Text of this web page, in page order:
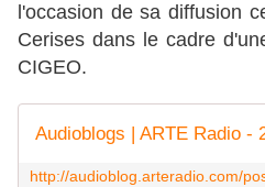
l'occasion de sa diffusion
Cerises dans le cadre
CIGEO.
Audioblogs | ARTE Radio -